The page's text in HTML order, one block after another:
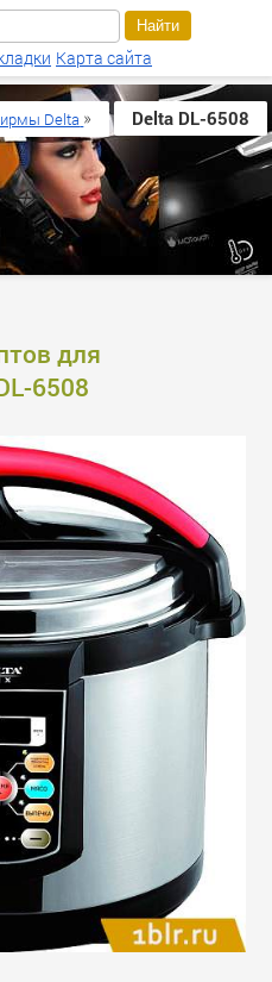
для
6508
Delta » Delta DL-6508
Карта сайта